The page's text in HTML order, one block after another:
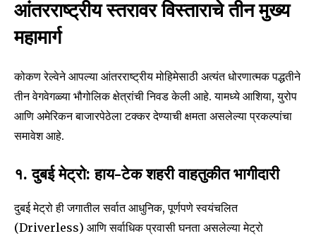
आंतरराष्ट्रीय स्तरावर विस्ताराचे तीन मुख्य
महामार्ग
कोकण रेल्वेने आपल्या आंतरराष्ट्रीय मोहिमेसाठी अत्यंत धोरणात्मक पद्धतीने
तीन वेगवेगळ्या भौगोलिक क्षेत्रांची निवड केली आहे. यामध्ये आशिया, युरोप
आणि अमेरिकन बाजारपेठेला टक्कर देण्याची क्षमता असलेल्या प्रकल्पांचा
समावेश आहे.
१. दुबई मेट्रो: हाय-टेक शहरी वाहतुकीत भागीदारी
दुबई मेट्रो ही जगातील सर्वात आधुनिक, पूर्णपणे स्वयंचलित
(Driverless) आणि सर्वाधिक प्रवासी घनता असलेल्या मेट्रो